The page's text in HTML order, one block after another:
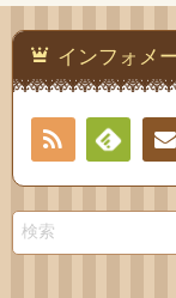
インフォメ
RSS
Feedly
お